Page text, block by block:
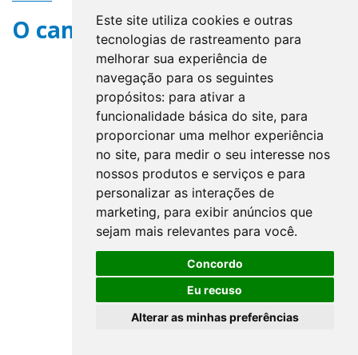
Este site utiliza cookies e outras
tecnologias de rastreamento para
melhorar sua experiência de
navegação para os seguintes
propósitos: para ativar a
funcionalidade básica do site, para
proporcionar uma melhor experiência
no site, para medir o seu interesse nos
nossos produtos e serviços e para
personalizar as interações de
marketing, para exibir anúncios que
sejam mais relevantes para você.
Concordo
Eu recuso
Alterar as minhas preferências
O campo title não existe.